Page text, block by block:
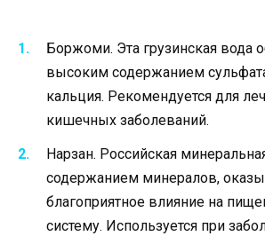
Боржоми. Эта грузинская вода
высоким содержанием
кальция. Рекомендуется для
кишечных заболеваний.
Нарзан. Российская
содержанием минералов,
благоприятное влияние на
систему. Используется при